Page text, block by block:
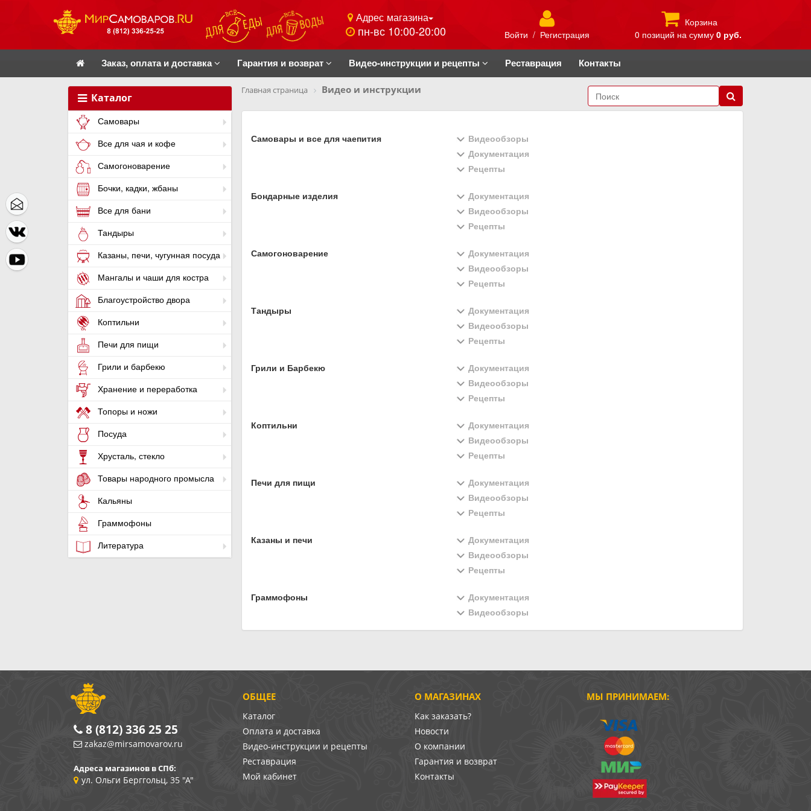
Адрес магазина
пн-вс 10:00-20:00 Войти / Регистрация
Корзина
0 позиций на сумму 0 руб.
Заказ, оплата и доставка Гарантия и возврат Видео-инструкции и рецепты Реставрация Контакты
Каталог
Самовары
Все для чая и кофе
Самогоноварение
Бочки, кадки, жбаны
Все для бани
Тандыры
Казаны, печи, чугунная посуда
Мангалы и чаши для костра
Благоустройство двора
Коптильни
Печи для пищи
Грили и барбекю
Хранение и переработка
Топоры и ножи
Посуда
Хрусталь, стекло
Товары народного промысла
Кальяны
Граммофоны
Литература
Главная страница Видео и инструкции
Самовары и все для чаепития
Видеообзоры
Документация
Рецепты
Бондарные изделия
Документация
Видеообзоры
Рецепты
Самогоноварение
Документация
Видеообзоры
Рецепты
Тандыры
Документация
Видеообзоры
Рецепты
Грили и Барбекю
Документация
Видеообзоры
Рецепты
Коптильни
Документация
Видеообзоры
Рецепты
Печи для пищи
Документация
Видеообзоры
Рецепты
Казаны и печи
Документация
Видеообзоры
Рецепты
Граммофоны
Документация
Видеообзоры
О МАГАЗИНАХ
Как заказать?
Новости
О компании
Гарантия и возврат
Контакты
ОБЩЕЕ
Каталог
Оплата и доставка
Видео-инструкции и рецепты
Реставрация
Мой кабинет
МЫ ПРИНИМАЕМ:
8 (812) 336 25 25
zakaz@mirsamovarov.ru
Адреса магазинов в СПб:
ул. Ольги Берггольц, 35 "А"